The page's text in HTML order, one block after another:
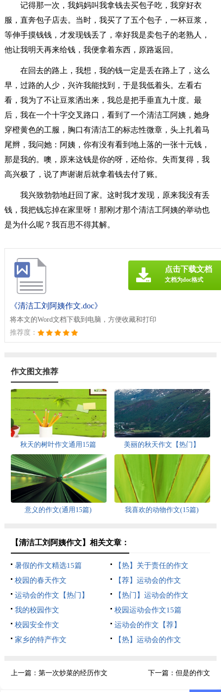
记得那一次，我妈妈叫我拿钱去买包子吃，我穿好衣
服，直奔包子店去。当时，我买了了五个包子，一杯豆浆，
等伸手摸钱钱，才发现钱丢了，幸好我是卖包子的老熟人，
他让我明天再来给钱，我便拿着东西，原路返回。
在回去的路上，我想，我的钱一定是丢在路上了，这么
早，过路的人少，兴许我能找到，于是我低着头。左看右
看，我为了不让豆浆洒出来，我总是把手垂直九十度。最
后，我在一个十字交叉路口，看到了一个清洁工阿姨，她身
穿橙黄色的工服，胸口有清洁工的标志性微章，头上扎着马
尾辫，我问她：阿姨，你有没有看到地上落的一张十元钱，
那是我的。噢，原来这钱是你的呀，还给你。失而复得，我
高兴极了，说了声谢谢后就拿着钱去付了账。
我兴致勃勃地赶回了家。这时我才发现，原来我没有丢
钱，我把钱忘掉在家里呀！那刚才那个清洁工阿姨的举动也
是为什么呢？我百思不得其解。
《清洁工刘阿姨作文.doc》
将本文的Word文档下载到电脑，方便收藏和打印
推荐度：
点击下载文档
文档为doc格式
作文图文推荐
秋天的树叶作文通用15篇 美丽的秋天作文【热门】
意义的作文(通用15篇) 我喜欢的动物作文(15篇)
【清洁工刘阿姨作文】相关文章：
暑假的作文精选15篇
【热】关于责任的作文
校园的春天作文
【荐】运动会的作文
运动会的作文【热门】
【热门】运动会的作文
我的校园作文
校园运动会作文15篇
校园安全作文
运动会的作文【荐】
家乡的特产作文
【热】运动会的作文
上一篇： 第一次炒菜的经历作文 下一篇：但是的作文